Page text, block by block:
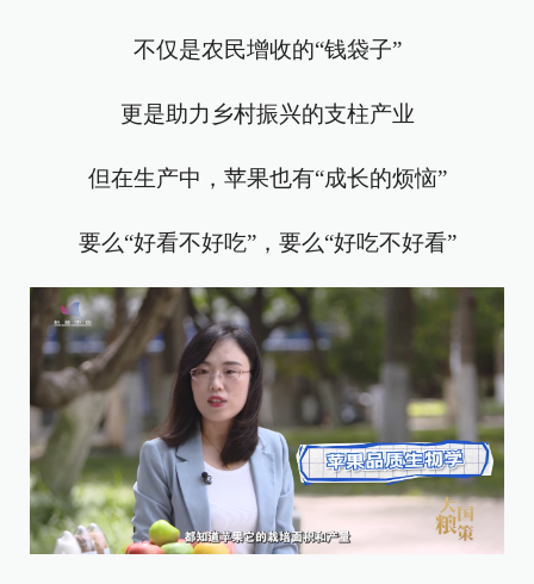
不仅是农民增收的“钱袋子”
更是助力乡村振兴的支柱产业
但在生产中，苹果也有“成长的烦恼”
要么“好看不好吃”，要么“好吃不好看”